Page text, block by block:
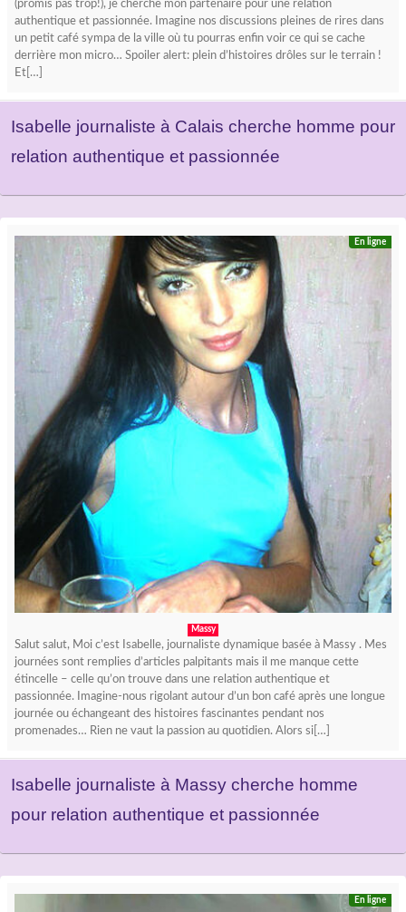
(promis pas trop!), je cherche mon partenaire pour une relation
authentique et passionnée. Imagine nos discussions pleines de rires dans
un petit café sympa de la ville où tu pourras enfin voir ce qui se cache
derrière mon micro… Spoiler alert: plein d’histoires drôles sur le terrain !
Et[…]
Isabelle journaliste à Calais cherche homme pour
relation authentique et passionnée
En ligne
Massy
Salut salut, Moi c’est Isabelle, journaliste dynamique basée à Massy . Mes
journées sont remplies d’articles palpitants mais il me manque cette
étincelle – celle qu’on trouve dans une relation authentique et
passionnée. Imagine-nous rigolant autour d’un bon café après une longue
journée ou échangeant des histoires fascinantes pendant nos
promenades… Rien ne vaut la passion au quotidien. Alors si[…]
Isabelle journaliste à Massy cherche homme
pour relation authentique et passionnée
En ligne